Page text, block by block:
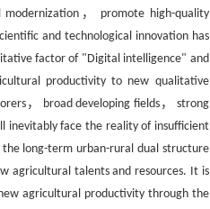
， promote high-quality
and technological innovation has
factor of "Digital intelligence" and
productivity to new qualitative
， broad developing fields， strong
inevitably face the reality of insufficient
long-term urban-rural dual structure
agricultural talents and resources. It is
agricultural productivity through the